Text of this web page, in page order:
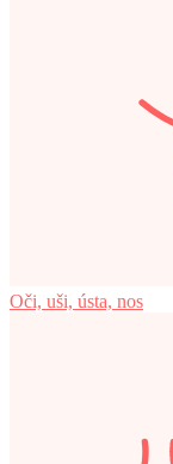
Oči, uši, ústa, nos